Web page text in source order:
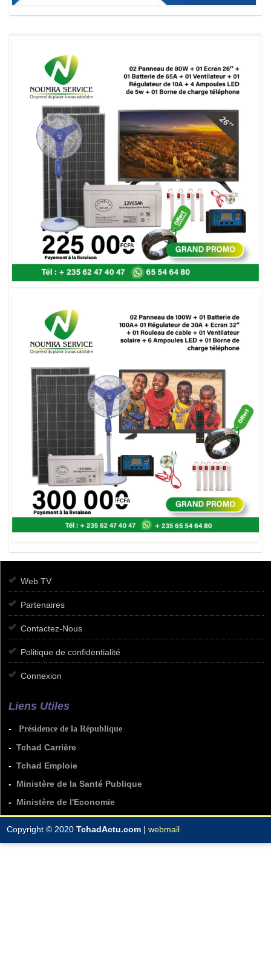
Web TV
Partenaires
Contactez-Nous
Politique de confidentialité
Connexion
Liens Utiles
- Présidence de la République
- Tchad Carrière
- Tchad Emploie
- Ministère de la Santé Publique
- Ministère de l'Economie
Copyright © 2020 TchadActu.com | webmail